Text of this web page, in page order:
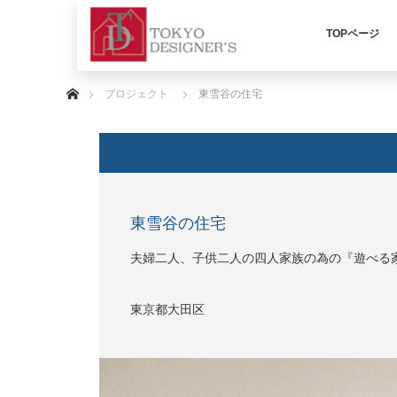
TOPページ
ホーム
プロジェクト
東雪谷の住宅
東雪谷の住宅
夫婦二人、子供二人の四人家族の為の『遊べ
東京都大田区